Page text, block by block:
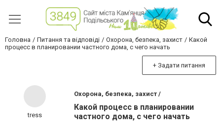
Головна Питання та відповіді Охорона, безпека, захист
Какой
процесс в планировании частного дома, с чего начать
+ Задати питання
tress
Охорона, безпека, захист /
Какой процесс в планировании
частного дома, с чего начать